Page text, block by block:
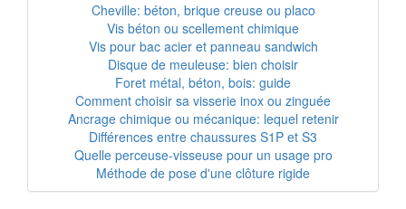
Cheville: béton, brique creuse ou placo
Vis béton ou scellement chimique
Vis pour bac acier et panneau sandwich
Disque de meuleuse: bien choisir
Foret métal, béton, bois: guide
Comment choisir sa visserie inox ou zinguée
Ancrage chimique ou mécanique: lequel retenir
Différences entre chaussures S1P et S3
Quelle perceuse-visseuse pour un usage pro
Méthode de pose d'une clôture rigide